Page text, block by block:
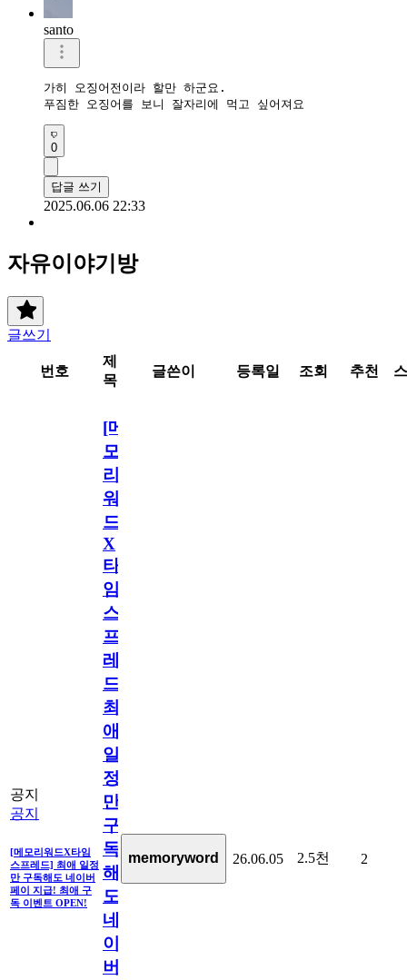
santo
가히 오징어전이라 할만 하군요.
푸짐한 오징어를 보니 잘자리에 먹고 싶어져요
0
답글 쓰기
2025.06.06 22:33
자유이야기방
글쓰기
번호
제
목
글쓴이 등록일 조회 추천
공지
공지
[메모리워드X타임
스프레드] 최애 일정
만 구독해도 네이버
페이 지급! 최애 구
독 이벤트 OPEN!
[메
모
리
워
드
X
타
임
스
프
레
드]
최
애
일
정
만
구
독
해
도
네
이
버
memoryword 26.06.05 2.5천 2